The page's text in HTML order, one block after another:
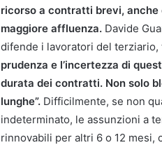
ricorso a contratti brevi,
maggiore affluenza. Davide
difende i lavoratori del terziario,
prudenza e l’incertezza di
durata dei contratti. Non solo
lunghe”. Difficilmente, se non
indeterminato, le assunzioni a
rinnovabili per altri 6 o 12 mesi,